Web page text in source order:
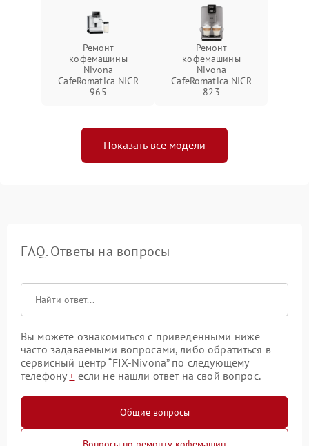
Ремонт
кофемашины
Nivona
CafeRomatica NICR
965
Ремонт
кофемашины
Nivona
CafeRomatica NICR
823
Показать все модели
FAQ. Ответы на вопросы
Вы можете ознакомиться с приведенными ниже
часто задаваемыми вопросами, либо обратиться в
сервисный центр “FIX-Nivona” по следующему
телефону+ если не нашли ответ на свой вопрос.
Общие вопросы